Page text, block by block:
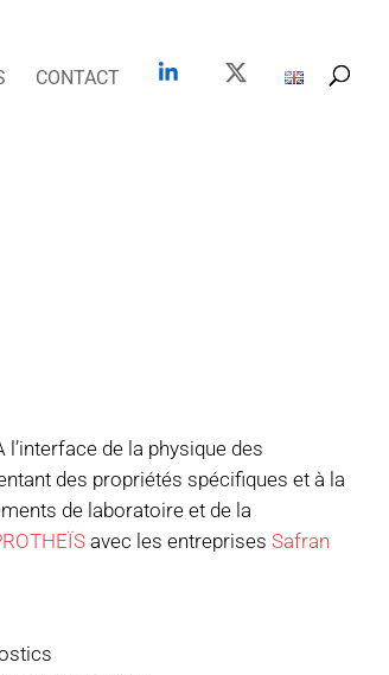
CONTACT
de la physique des
des propriétés spécifiques et à la
de laboratoire et de la
avec les entreprises Safran